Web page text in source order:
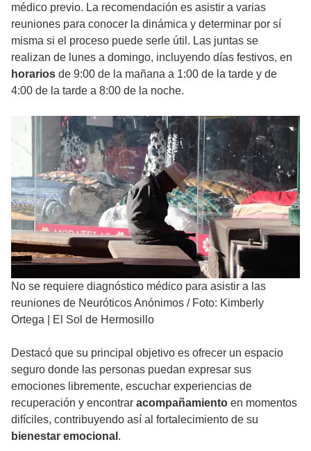
médico previo. La recomendación es asistir a varias
reuniones para conocer la dinámica y determinar por sí
misma si el proceso puede serle útil. Las juntas se
realizan de lunes a domingo, incluyendo días festivos, en
horarios de 9:00 de la mañana a 1:00 de la tarde y de
4:00 de la tarde a 8:00 de la noche.
No se requiere diagnóstico médico para asistir a las
reuniones de Neuróticos Anónimos / Foto: Kimberly
Ortega | El Sol de Hermosillo
Destacó que su principal objetivo es ofrecer un espacio
seguro donde las personas puedan expresar sus
emociones libremente, escuchar experiencias de
recuperación y encontrar acompañamiento en momentos
difíciles, contribuyendo así al fortalecimiento de su
bienestar emocional .